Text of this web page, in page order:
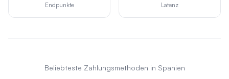
Endpunkte Latenz
Beliebteste Zahlungsmethoden in Spanien